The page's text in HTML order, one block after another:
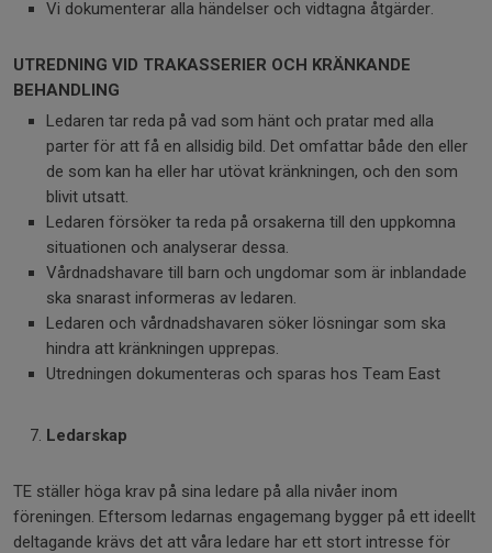
Vi dokumenterar alla händelser och vidtagna åtgärder.
UTREDNING VID TRAKASSERIER OCH KRÄNKANDE
BEHANDLING
Ledaren tar reda på vad som hänt och pratar med alla
parter för att få en allsidig bild. Det omfattar både den eller
de som kan ha eller har utövat kränkningen, och den som
blivit utsatt.
Ledaren försöker ta reda på orsakerna till den uppkomna
situationen och analyserar dessa.
Vårdnadshavare till barn och ungdomar som är inblandade
ska snarast informeras av ledaren.
Ledaren och vårdnadshavaren söker lösningar som ska
hindra att kränkningen upprepas.
Utredningen dokumenteras och sparas hos Team East
Ledarskap
TE ställer höga krav på sina ledare på alla nivåer inom
föreningen. Eftersom ledarnas engagemang bygger på ett ideellt
deltagande krävs det att våra ledare har ett stort intresse för